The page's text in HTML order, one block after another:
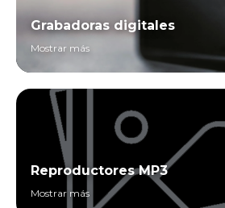
Grabadoras digitales
Mostrar más
Reproductores MP3
Mostrar más